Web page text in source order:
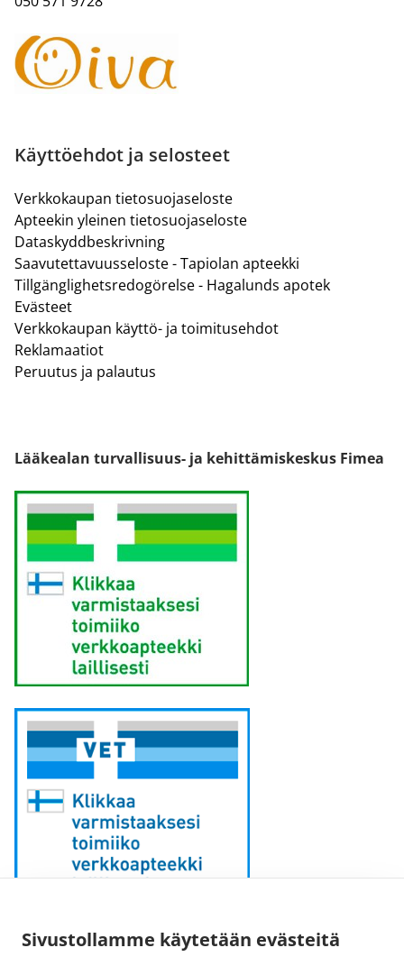
Sivustollamme käytetään evästeitä
Käyttöehdot ja selosteet
Verkkokaupan tietosuojaseloste
Apteekin yleinen tietosuojaseloste
Dataskyddbeskrivning
Saavutettavuusseloste - Tapiolan apteekki
Tillgänglighetsredogörelse - Hagalunds apotek
Evästeet
Verkkokaupan käyttö- ja toimitusehdot
Reklamaatiot
Peruutus ja palautus
Lääkealan turvallisuus- ja kehittämiskeskus Fimea
Sähköpostiosoite: